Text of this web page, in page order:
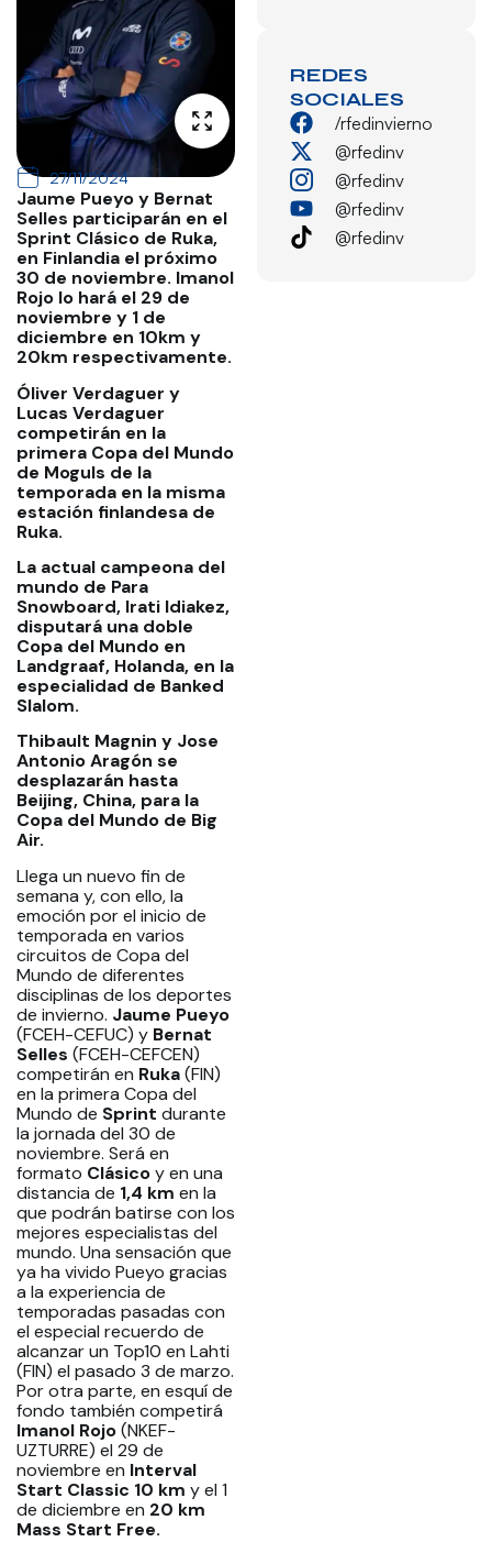
27/11/2024
Jaume Pueyo y Bernat
Selles participarán en el
Sprint Clásico de Ruka,
en Finlandia el próximo
30 de noviembre. Imanol
Rojo lo hará el 29 de
noviembre y 1 de
diciembre en 10km y
20km respectivamente.
Óliver Verdaguer y
Lucas Verdaguer
competirán en la
primera Copa del Mundo
de Moguls de la
temporada en la misma
estación finlandesa de
Ruka.
La actual campeona del
mundo de Para
Snowboard, Irati Idiakez,
disputará una doble
Copa del Mundo en
Landgraaf, Holanda, en la
especialidad de Banked
Slalom.
Thibault Magnin y Jose
Antonio Aragón se
desplazarán hasta
Beijing, China, para la
Copa del Mundo de Big
Air.
Llega un nuevo fin de
semana y, con ello, la
emoción por el inicio de
temporada en varios
circuitos de Copa del
Mundo de diferentes
disciplinas de los deportes
de invierno. Jaume Pueyo
(FCEH-CEFUC) y Bernat
Selles (FCEH-CEFCEN)
competirán en Ruka(FIN)
en la primera Copa del
Mundo de Sprint durante
la jornada del 30 de
noviembre. Será en
formato Clásicoy en una
distancia de 1,4 km en la
que podrán batirse con los
mejores especialistas del
mundo. Una sensación que
ya ha vivido Pueyo gracias
a la experiencia de
temporadas pasadas con
el especial recuerdo de
alcanzar un Top10 en Lahti
(FIN) el pasado 3 de marzo.
Por otra parte, en esquí de
fondo también competirá
Imanol Rojo(NKEF-
UZTURRE) el 29 de
noviembre en Interval
Start Classic 10 km y el 1
de diciembre en 20 km
Mass Start Free.
REDES
SOCIALES
/rfedinvierno
@rfedinv
@rfedinv
@rfedinv
@rfedinv